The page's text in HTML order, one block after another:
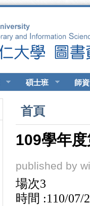
碩士班 師
您在這裡
首頁
109學年
published by
場次3
時間 :110/07/